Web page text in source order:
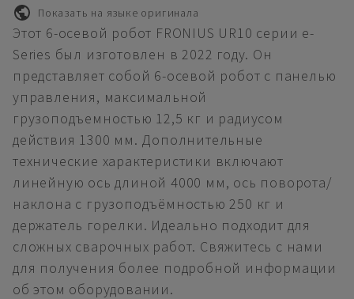
Показать на языке оригинала
Этот 6-осевой робот FRONIUS UR10 серии e-
Series был изготовлен в 2022 году. Он
представляет собой 6-осевой робот с панелью
управления, максимальной
грузоподъемностью 12,5 кг и радиусом
действия 1300 мм. Дополнительные
технические характеристики включают
линейную ось длиной 4000 мм, ось поворота/
наклона с грузоподъёмностью 250 кг и
держатель горелки. Идеально подходит для
сложных сварочных работ. Свяжитесь с нами
для получения более подробной информации
об этом оборудовании.